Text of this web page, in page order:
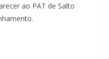
ao PAT de Salto